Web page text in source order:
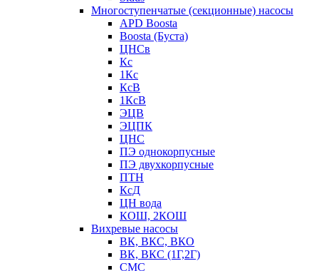
Многоступенчатые (секционные) насосы
APD Boosta
Boosta (Буста)
ЦНСв
Кс
1Кс
КсВ
1КсВ
ЭЦВ
ЭЦПК
ЦНС
ПЭ однокорпусные
ПЭ двухкорпусные
ПТН
КсД
ЦН вода
КОШ, 2КОШ
Вихревые насосы
ВК, ВКС, ВКО
ВК, ВКС (1Г,2Г)
СМС